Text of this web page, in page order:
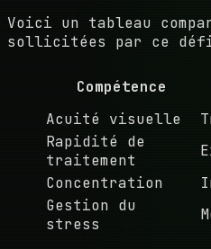
Voici un tableau
sollicitées par ce
Compétence
Acuité visuelle
Rapidité de
traitement
Concentration
Gestion du
stress